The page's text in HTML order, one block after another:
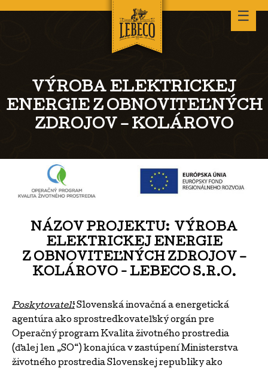
☰
VÝROBA ELEKTRICKEJ
ENERGIE Z OBNOVITEĽNÝCH
ZDROJOV – KOLÁROVO
NÁZOV PROJEKTU: VÝROBA
ELEKTRICKEJ ENERGIE
Z OBNOVITEĽNÝCH ZDROJOV –
KOLÁROVO - LEBECO S.R.O.
Poskytovateľ:Slovenská inovačná a energetická
agentúra ako sprostredkovateľský orgán pre
Operačný program Kvalita životného prostredia
(ďalej len „SO“) konajúca v zastúpení Ministerstva
životného prostredia Slovenskej republiky ako